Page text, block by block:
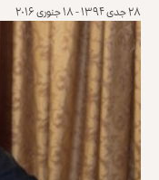
۲۸ جدی ۱۳۹۴ - ۱۸ جنوری ۲۰۱۶